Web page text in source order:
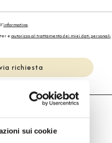
sui cookie
informativa.
e autorizzo al trattamento dei miei dati personali.
richiesta
Italian Jewels